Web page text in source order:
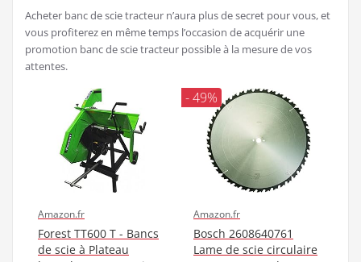
Acheter banc de scie tracteur n’aura plus de secret pour vous, et
vous profiterez en même temps l’occasion de acquérir une
promotion banc de scie tracteur possible à la mesure de vos
attentes.
Amazon.fr
Forest TT600 T - Bancs
de scie à Plateau
- 49%
Amazon.fr
Bosch 2608640761
Lame de scie circulaire